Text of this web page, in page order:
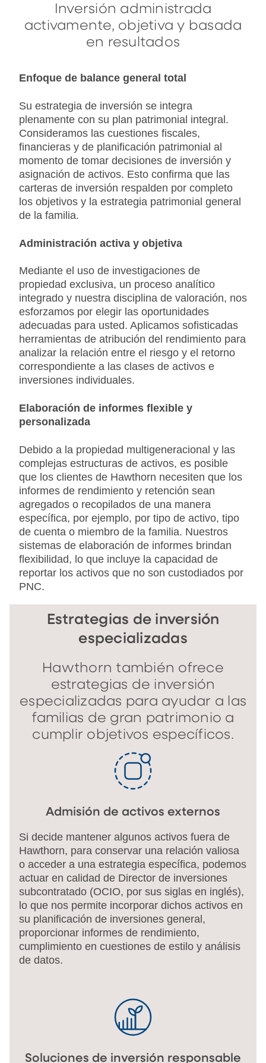
Inversión administrada
activamente, objetiva y basada
en resultados
Enfoque de balance general total
Su estrategia de inversión se integra
plenamente con su plan patrimonial integral.
Consideramos las cuestiones fiscales,
financieras y de planificación patrimonial al
momento de tomar decisiones de inversión y
asignación de activos. Esto confirma que las
carteras de inversión respalden por completo
los objetivos y la estrategia patrimonial general
de la familia.
Administración activa y objetiva
Mediante el uso de investigaciones de
propiedad exclusiva, un proceso analítico
integrado y nuestra disciplina de valoración, nos
esforzamos por elegir las oportunidades
adecuadas para usted. Aplicamos sofisticadas
herramientas de atribución del rendimiento para
analizar la relación entre el riesgo y el retorno
correspondiente a las clases de activos e
inversiones individuales.
Elaboración de informes flexible y
personalizada
Debido a la propiedad multigeneracional y las
complejas estructuras de activos, es posible
que los clientes de Hawthorn necesiten que los
informes de rendimiento y retención sean
agregados o recopilados de una manera
específica, por ejemplo, por tipo de activo, tipo
de cuenta o miembro de la familia. Nuestros
sistemas de elaboración de informes brindan
flexibilidad, lo que incluye la capacidad de
reportar los activos que no son custodiados por
PNC.
Estrategias de inversión
especializadas
Hawthorn también ofrece
estrategias de inversión
especializadas para ayudar a las
familias de gran patrimonio a
cumplir objetivos específicos.
Admisión de activos externos
Si decide mantener algunos activos fuera de
Hawthorn, para conservar una relación valiosa
o acceder a una estrategia específica, podemos
actuar en calidad de Director de inversiones
subcontratado (OCIO, por sus siglas en inglés),
lo que nos permite incorporar dichos activos en
su planificación de inversiones general,
proporcionar informes de rendimiento,
cumplimiento en cuestiones de estilo y análisis
de datos.
Soluciones de inversión responsable